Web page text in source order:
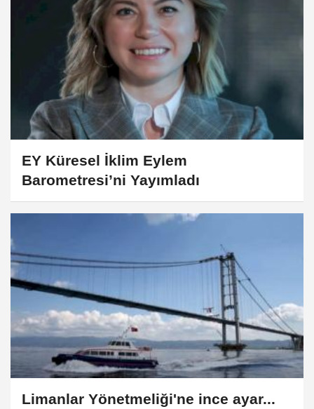
EY Küresel İklim Eylem
Barometresi’ni Yayımladı
Limanlar Yönetmeliği'ne ince ayar...